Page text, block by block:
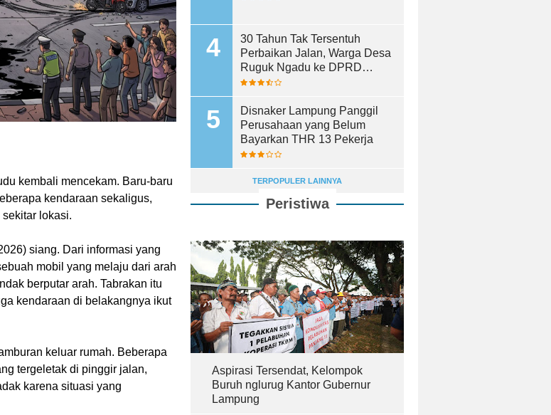
kembali mencekam. Baru-baru
kendaraan sekaligus,
lokasi.
siang. Dari informasi yang
mobil yang melaju dari arah
berputar arah. Tabrakan itu
kendaraan di belakangnya ikut
keluar rumah. Beberapa
tergeletak di pinggir jalan,
karena situasi yang
30 Tahun Tak Tersentuh
Perbaikan Jalan, Warga Desa
Ruguk Ngadu ke DPRD
Lampung Selatan
Disnaker Lampung Panggil
Perusahaan yang Belum
Bayarkan THR 13 Pekerja
TERPOPULER LAINNYA
Peristiwa
Aspirasi Tersendat, Kelompok
Buruh nglurug Kantor Gubernur
Lampung